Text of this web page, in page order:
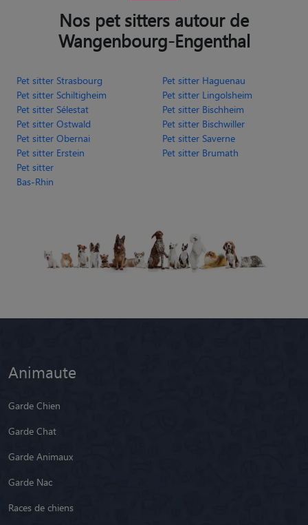
Nos pet sitters autour de
Wangenbourg-Engenthal
Pet sitter Strasbourg
Pet sitter Haguenau
Pet sitter Schiltigheim
Pet sitter Lingolsheim
Pet sitter Sélestat
Pet sitter Bischheim
Pet sitter Ostwald
Pet sitter Bischwiller
Pet sitter Obernai
Pet sitter Saverne
Pet sitter Erstein
Pet sitter Brumath
Pet sitter
Bas-Rhin
Animaute
Garde Chien
Garde Chat
Garde Animaux
Garde Nac
Races de chiens